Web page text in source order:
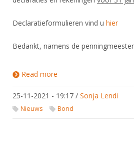
Declaratieformulieren vind u hier
Bedankt, namens de penningmeester
Read more
25-11-2021 - 19:17 / Sonja Lendi
Nieuws Bond